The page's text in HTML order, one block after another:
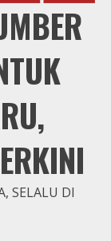
SELALU DI